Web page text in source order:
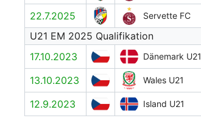
22.7.2025
Servette FC
U21 EM 2025 Qualifikation
17.10.2023
Dänemark U21
13.10.2023
Wales U21
12.9.2023
Island U21